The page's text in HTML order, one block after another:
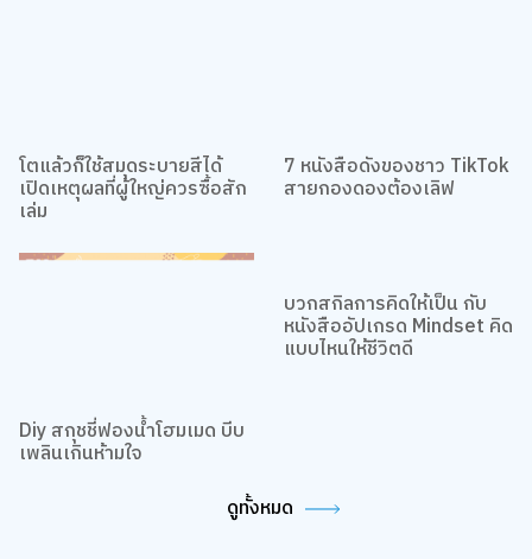
โตแล้วก็ใช้สมุดระบายสีได้
เปิดเหตุผลที่ผู้ใหญ่ควรซื้อสัก
เล่ม
7 หนังสือดังของชาว TikTok
บวกสกิลการคิดให้เป็น กับ
หนังสืออัปเกรด Mindset คิด